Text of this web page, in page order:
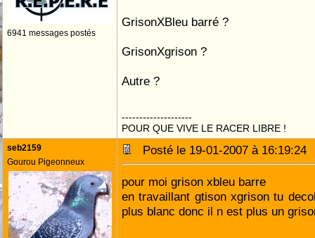
6941 messages postés
GrisonXBleu barré ?
GrisonXgrison ?
Autre ?
--------------------
POUR QUE VIVE LE RACER LIBRE !
seb2159
Gourou Pigeonneux
Posté le 19-01-2007 à
pour moi grison xbleu barre
en travaillant gtison xgrison tu
plus blanc donc il n est plus un